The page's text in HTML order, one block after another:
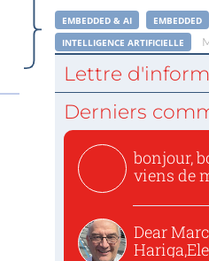
EMBEDDED & AI
EMBEDDED
INTELLIGENCE ARTIFICIELLE
Lettre
Derniers
bonjour,
viens de
Dear